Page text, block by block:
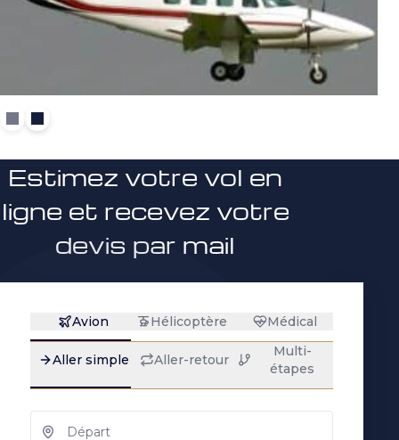
Estimez votre vol en
ligne et recevez votre
devis par mail